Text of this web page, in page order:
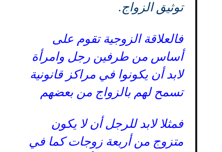
توثيق الزواج.
فالعلاقة الزوجية تقوم على
أساس من طرفين رجل وامرأة
لابد أن يكونوا في مراكز قانونية
تسمح لهم بالزواج من بعضهم
فمثلا لابد للرجل أن لا يكون
متزوج من أربعة زوجات كما في